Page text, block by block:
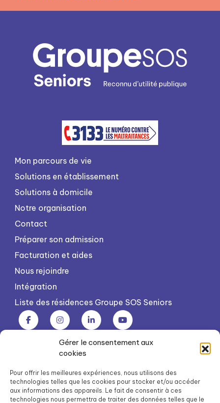
Gérer le consentement aux
cookies
Pour offrir les meilleures expériences, nous utilisons des
technologies telles que les cookies pour stocker et/ou accéder
aux informations des appareils. Le fait de consentir à ces
technologies nous permettra de traiter des données telles que le
Mon parcours de vie
Solutions en établissement
Solutions à domicile
Notre organisation
Contact
Préparer son admission
Facturation et aides
Nous rejoindre
Intégration
Liste des résidences Groupe SOS Seniors
Groupe SOS Seniors est une association du Groupe SOS
dg.seniors@groupe-sos.org